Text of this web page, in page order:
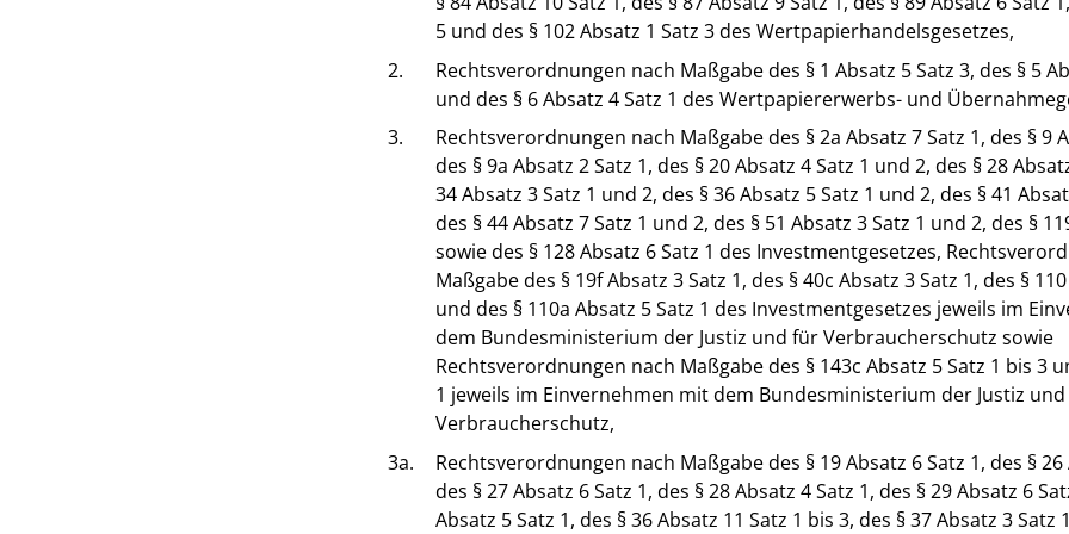
5 und des § 102 Absatz 1 Satz 3 des Wertpapierhandelsgesetzes,
2.
Rechtsverordnungen nach Maßgabe des § 1 Absatz 5 Satz 3, des § 5
und des § 6 Absatz 4 Satz 1 des Wertpapiererwerbs- und
3.
Rechtsverordnungen nach Maßgabe des § 2a Absatz 7 Satz 1, des § 9
des § 9a Absatz 2 Satz 1, des § 20 Absatz 4 Satz 1 und 2, des § 28
34 Absatz 3 Satz 1 und 2, des § 36 Absatz 5 Satz 1 und 2, des § 41
des § 44 Absatz 7 Satz 1 und 2, des § 51 Absatz 3 Satz 1 und 2, des §
sowie des § 128 Absatz 6 Satz 1 des Investmentgesetzes,
Maßgabe des § 19f Absatz 3 Satz 1, des § 40c Absatz 3 Satz 1, des §
und des § 110a Absatz 5 Satz 1 des Investmentgesetzes jeweils im
dem Bundesministerium der Justiz und für Verbraucherschutz sowie
Rechtsverordnungen nach Maßgabe des § 143c Absatz 5 Satz 1 bis 3
1 jeweils im Einvernehmen mit dem Bundesministerium der Justiz
Verbraucherschutz,
3a.
Rechtsverordnungen nach Maßgabe des § 19 Absatz 6 Satz 1, des § 26
des § 27 Absatz 6 Satz 1, des § 28 Absatz 4 Satz 1, des § 29 Absatz 6
Absatz 5 Satz 1, des § 36 Absatz 11 Satz 1 bis 3, des § 37 Absatz 3 Satz